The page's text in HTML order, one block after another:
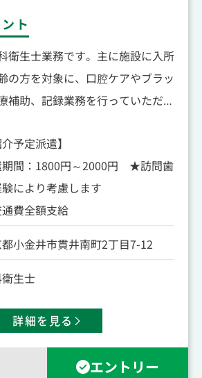
ト
衛生士業務です。主に施設に入所
の方を対象に、口腔ケアやブラッ
補助、記録業務を行っていただき
、午前・午後それぞれ1件ずつの
ュールです。訪問未経験やブラン
！先輩スタッフが丁寧にサポート
てスタートできます。
介予定派遣】
期間：1800円～2000円 ★訪問歯
により考慮します
費全額支給
小金井市貫井南町2丁目7-12
生士
詳細を見る
エントリー